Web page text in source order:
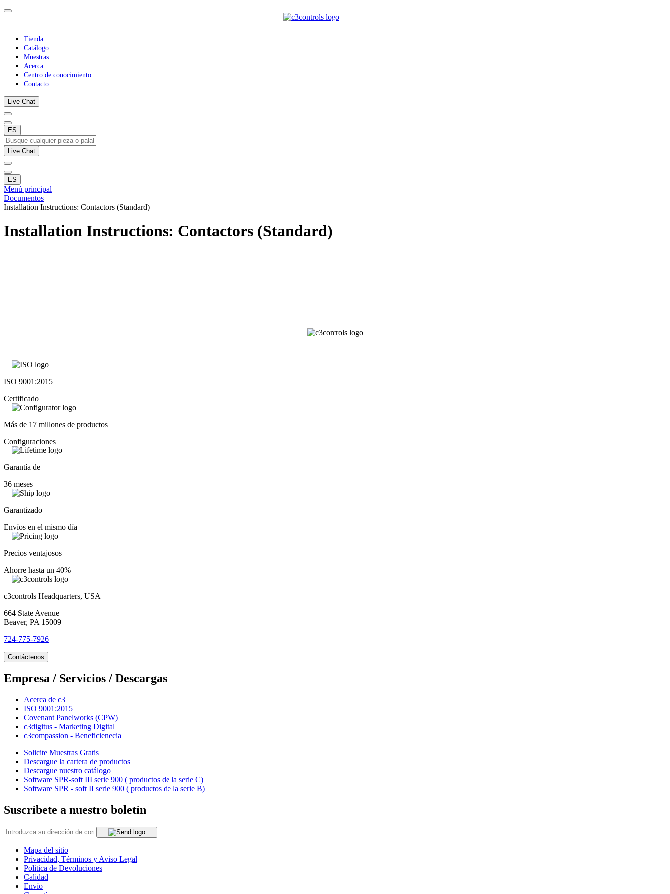
Tienda
Catálogo
Muestras
Acerca
Centro de conocimiento
Contacto
Live Chat
ES
Live Chat
ES
Menú principal
Documentos
Installation Instructions: Contactors (Standard)
Installation Instructions: Contactors (Standard)
ISO 9001:2015
Certificado
Más de 17 millones de productos
Configuraciones
Garantía de
36 meses
Garantizado
Envíos en el mismo día
Precios ventajosos
Ahorre hasta un 40%
c3controls Headquarters, USA
664 State Avenue
Beaver, PA 15009
724-775-7926
Contáctenos
Empresa / Servicios / Descargas
Acerca de c3
ISO 9001:2015
Covenant Panelworks (CPW)
c3digitus - Marketing Digital
c3compassion - Beneficienecia
Solicite Muestras Gratis
Descargue la cartera de productos
Descargue nuestro catálogo
Software SPR-soft III serie 900 ( productos de la serie C)
Software SPR - soft II serie 900 ( productos de la serie B)
Suscríbete a nuestro boletín
Mapa del sitio
Privacidad, Términos y Aviso Legal
Politica de Devoluciones
Calidad
Envío